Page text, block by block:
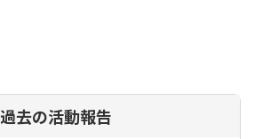
過去の活動報告